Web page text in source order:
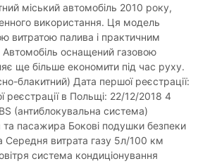
міський автомобіль 2010 року,
використання. Ця модель
витратою палива і практичним
оснащений газовою
ще більше економити під час руху.
блакитний) Дата першої реєстрації:
в Польщі: 22/12/2018 4
(антиблокувальна система)
пасажира Бокові подушки безпеки
Середня витрата газу 5л/100 км
система кондиціонування